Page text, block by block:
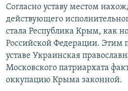
Согласно уставу местом
действующего
стала Республика Крым, как
Российской Федерации. Этим
уставе Украинская
Московского патриархата
оккупацию Крыма законной.